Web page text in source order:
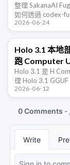
整理 SakanaAI
如何透過 codex-
開發任務和注意事
2026-06-24
Holo 3.1 本地
跑 Computer
Holo 3.1 是 H
理 Holo 3.1
2026-06-12